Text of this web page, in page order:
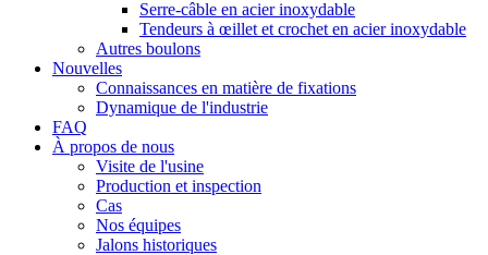
Serre-câble en acier inoxydable
Tendeurs à œillet et crochet en acier inoxydable
Autres boulons
Nouvelles
Connaissances en matière de fixations
Dynamique de l'industrie
FAQ
À propos de nous
Visite de l'usine
Production et inspection
Cas
Nos équipes
Jalons historiques